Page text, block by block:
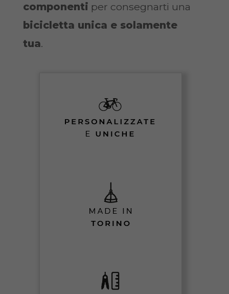
componenti per consegnarti una
bicicletta unica e solamente
tua.